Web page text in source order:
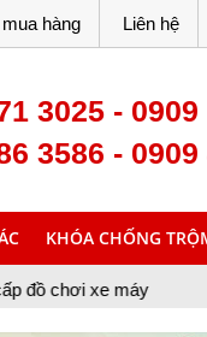
hàng Liên hệ
3025 -
3586 -
KHÓA CHỐNG